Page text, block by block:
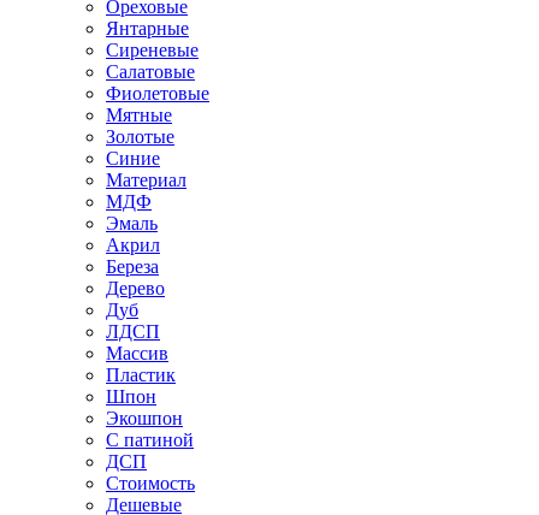
Ореховые
Янтарные
Сиреневые
Салатовые
Фиолетовые
Мятные
Золотые
Синие
Материал
МДФ
Эмаль
Акрил
Береза
Дерево
Дуб
ЛДСП
Массив
Пластик
Шпон
Экошпон
С патиной
ДСП
Стоимость
Дешевые